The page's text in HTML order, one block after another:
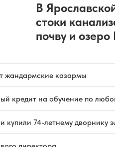
В
стоки
почву и
жандармские казармы
кредит на обучение по
купили 74-летнему дворнику